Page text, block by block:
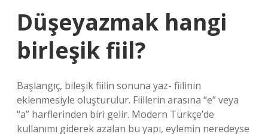
Düşeyazmak hangi
birleşik fiil?
Başlangıç, bileşik fiilin sonuna yaz- fiilinin
eklenmesiyle oluşturulur. Fiillerin arasına “e” veya
“a” harflerinden biri gelir. Modern Türkçe’de
kullanımı giderek azalan bu yapı, eylemin neredeyse